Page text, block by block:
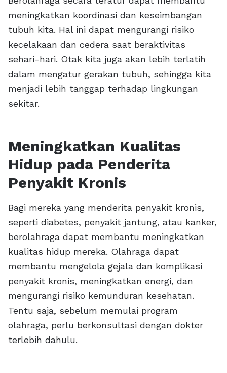
meningkatkan koordinasi dan keseimbangan
tubuh kita. Hal ini dapat mengurangi risiko
kecelakaan dan cedera saat beraktivitas
sehari-hari. Otak kita juga akan lebih terlatih
dalam mengatur gerakan tubuh, sehingga kita
menjadi lebih tanggap terhadap lingkungan
sekitar.
Meningkatkan Kualitas
Hidup pada Penderita
Penyakit Kronis
Bagi mereka yang menderita penyakit kronis,
seperti diabetes, penyakit jantung, atau kanker,
berolahraga dapat membantu meningkatkan
kualitas hidup mereka. Olahraga dapat
membantu mengelola gejala dan komplikasi
penyakit kronis, meningkatkan energi, dan
mengurangi risiko kemunduran kesehatan.
Tentu saja, sebelum memulai program
olahraga, perlu berkonsultasi dengan dokter
terlebih dahulu.